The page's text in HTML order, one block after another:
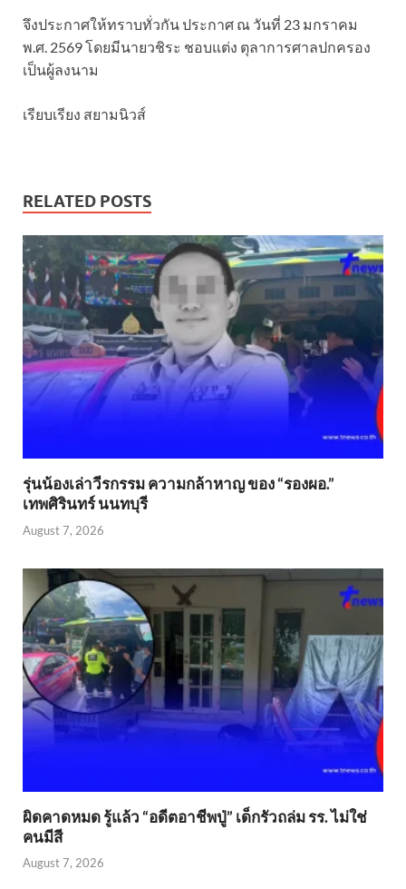
จึงประกาศให้ทราบทั่วกัน ประกาศ ณ วันที่ 23 มกราคม
พ.ศ. 2569 โดยมีนายวชิระ ชอบแต่ง ตุลาการศาลปกครอง
เป็นผู้ลงนาม
เรียบเรียง สยามนิวส์
RELATED POSTS
รุ่นน้องเล่าวีรกรรม ความกล้าหาญ ของ “รองผอ.”
เทพศิรินทร์ นนทบุรี
August 7, 2026
ผิดคาดหมด รู้แล้ว “อดีตอาชีพปู่” เด็กรัวถล่ม รร. ไม่ใช่
คนมีสี
August 7, 2026